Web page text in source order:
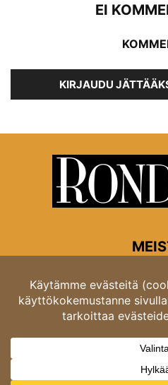
EI
KIRJAUDU
Rondon
Opastinsilta 6A
Asiakaspalvelu:
Ota meihin yhteyttä: